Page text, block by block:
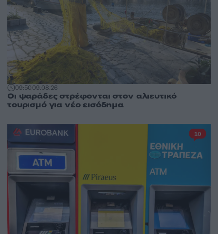
09:5009.08.26
Οι ψαράδες στρέφονται στον αλιευτικό
τουρισμό για νέο εισόδημα
10